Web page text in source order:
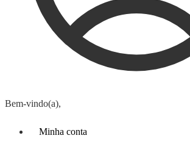
Bem-vindo(a),
Minha conta